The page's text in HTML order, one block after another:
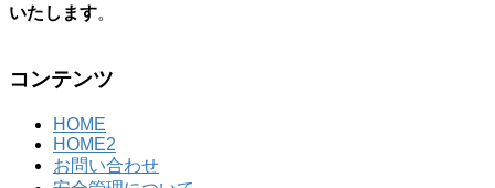
いたします。
コンテンツ
HOME
HOME2
お問い合わせ